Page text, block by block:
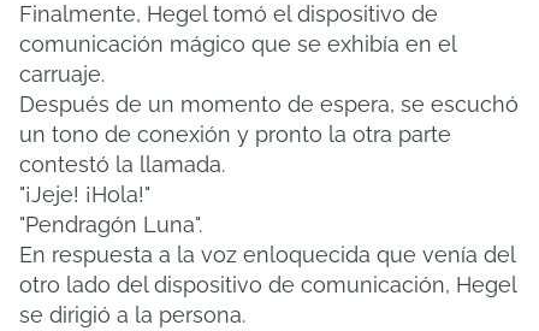
Finalmente, Hegel tomó el dispositivo de
comunicación mágico que se exhibía en el
carruaje.
Después de un momento de espera, se escuchó
un tono de conexión y pronto la otra parte
contestó la llamada.
"¡Jeje! ¡Hola!"
"Pendragón Luna".
En respuesta a la voz enloquecida que venía del
otro lado del dispositivo de comunicación, Hegel
se dirigió a la persona.